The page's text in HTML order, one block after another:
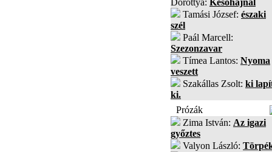
Dorottya: Későhajnal
Tamási József: északi
szél
Paál Marcell:
Szezonzavar
Tímea Lantos: Nyoma
veszett
Szakállas Zsolt: ki
ki.
Prózák
Zima István: Az igazi
győztes
Valyon László: